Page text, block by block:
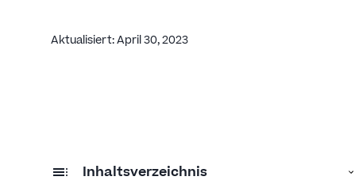
Aktualisiert:April 30, 2023
Inhaltsverzeichnis